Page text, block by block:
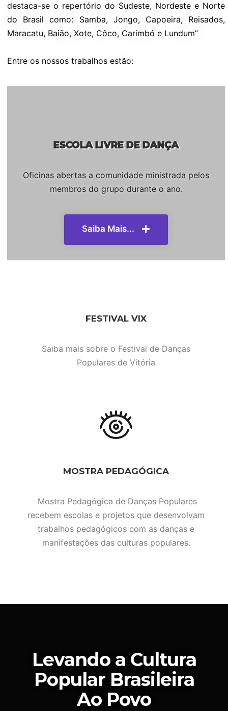
destaca-se o repertório do Sudeste, Nordeste e Norte
do Brasil como: Samba, Jongo, Capoeira, Reisados,
Maracatu, Baião, Xote, Côco, Carimbó e Lundum”
Entre os nossos trabalhos estão:
ESCOLA LIVRE DE DANÇA
Oficinas abertas a comunidade ministrada pelos
membros do grupo durante o ano.
Saiba Mais...
FESTIVAL VIX
Saiba mais sobre o Festival de Danças
Populares de Vitória
MOSTRA PEDAGÓGICA
Mostra Pedagógica de Danças Populares
recebem escolas e projetos que desenvolvam
trabalhos pedagógicos com as danças e
manifestações das culturas populares.
Levando a Cultura
Popular Brasileira
Ao Povo